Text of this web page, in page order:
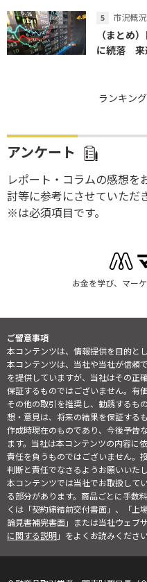
市況概況
（まとめ
に続落 来
ランキン
アンケート
レポート・コラムの感想を
討等に参考にさせていただ
※は必須項目です。
お金を学び、マー
ご留意事項
本コンテンツは、情報提供を目的と
本コンテンツは、当社や当社が信頼
を提供していますが、当社はその正
保証するものではございません。有
その他の取引を推奨し、勧誘するも
想・意見は、将来の結果を保証する
作成時現在のものであり、今後予告
ます。当社は本コンテンツの内容に
責任を負うものではございません。
判断と責任でなさるようお願いいたし
本コンテンツでは当社でお取扱して
る部分があります。商品ごとに手数
くは「契約締結前交付書面」、「上
論見書補完書面」または当社ウェブ
に関する説明」をよくお読みください